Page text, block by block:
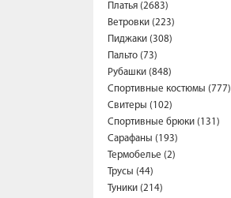
Платья (2683)
Ветровки (223)
Пиджаки (308)
Пальто (73)
Рубашки (848)
Спортивные костюмы (777)
Свитеры (102)
Спортивные брюки (131)
Сарафаны (193)
Термобелье (2)
Трусы (44)
Туники (214)